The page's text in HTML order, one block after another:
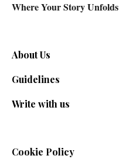
Where Your Story Unfolds
About Us
Guidelines
Write with us
Cookie Policy